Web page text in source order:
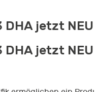
DHA jetzt
DHA jetzt